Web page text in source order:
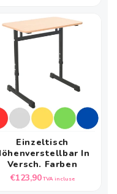
Einzeltisch
In
Versch. Farben
Prix
€123,90TVA incluse